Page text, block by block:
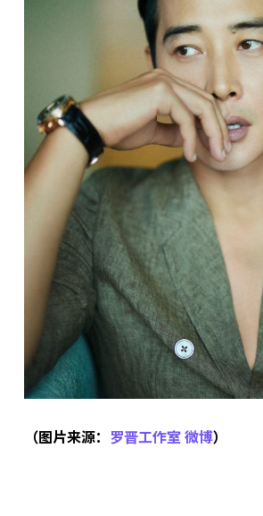
（图片来源： 罗晋工作室 微博）